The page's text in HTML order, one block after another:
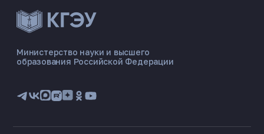
ЭНЕРГОКОД — ПОМОЩНИК КГЭУ
📋 Приёмная комиссия
🏠 Общежитие
Министерство науки и высшего
образования Российской Федерации